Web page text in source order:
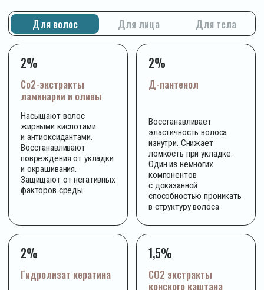
и десятки тестов привели к созданию косметики
нового уровня — уникальных средств без аналогов,
которые действительно работают
Мы не платим за рекламу с топ-моделями,
не снимаем дорогостоящие видеоролики,
вкладывается в формулу и упаковку. Вы платите
за состав, а не за маркетинговый бюджет бренда
Честная цена за реальное
качество
KEWO выпускается во флаконах, не пропускающих
в которые попадают пыль и бактерии с каждым
использованием. Продукт работает так же
на последнем применении, как и на первом
Упаковка, которая
сохраняет свойства
06 | 06